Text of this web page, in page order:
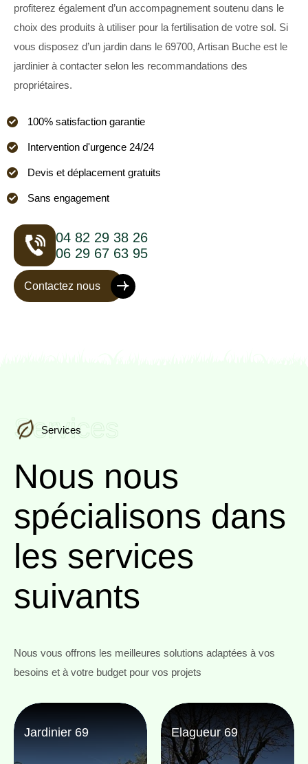
profiterez également d’un accompagnement soutenu dans le
choix des produits à utiliser pour la fertilisation de votre sol. Si
vous disposez d’un jardin dans le 69700, Artisan Buche est le
jardinier à contacter selon les recommandations des
propriétaires.
100% satisfaction garantie
Intervention d'urgence 24/24
Devis et déplacement gratuits
Sans engagement
04 82 29 38 26
06 29 67 63 95
Contactez nous
Services
Services
Nous nous
spécialisons dans
les services
suivants
Nous vous offrons les meilleures solutions adaptées à vos
besoins et à votre budget pour vos projets
Jardinier 69 Elagueur 69